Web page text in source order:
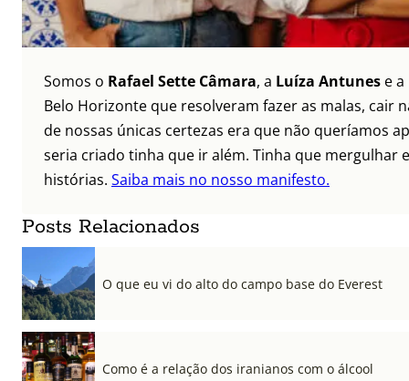
Somos o Rafael Sette Câmara, a Luíza Antunes e a
Belo Horizonte que resolveram fazer as malas, cair
de nossas únicas certezas era que não queríamos
seria criado tinha que ir além. Tinha que mergulhar
histórias. Saiba mais no nosso manifesto.
Posts Relacionados
O que eu vi do alto do campo base do Everest
Como é a relação dos iranianos com o álcool